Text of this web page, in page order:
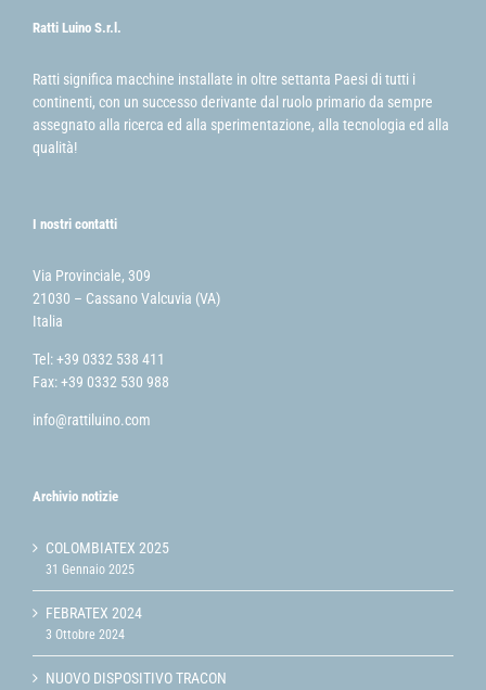
Ratti Luino S.r.l.
Ratti significa macchine installate in oltre settanta Paesi di tutti i
continenti, con un successo derivante dal ruolo primario da sempre
assegnato alla ricerca ed alla sperimentazione, alla tecnologia ed alla
qualità!
I nostri contatti
Via Provinciale, 309
21030 – Cassano Valcuvia (VA)
Italia
Tel: +39 0332 538 411
Fax: +39 0332 530 988
info@rattiluino.com
Archivio notizie
COLOMBIATEX 2025
31 Gennaio 2025
FEBRATEX 2024
3 Ottobre 2024
NUOVO DISPOSITIVO TRACON